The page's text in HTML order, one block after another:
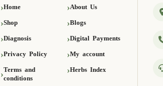
Home About Us
Shop Blogs
Diagnosis Digital Payments
Privacy Policy My account
Terms and
conditions
Herbs Index